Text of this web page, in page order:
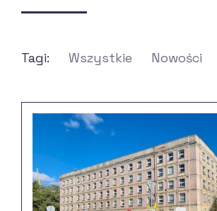
Tagi: Wszystkie Nowości